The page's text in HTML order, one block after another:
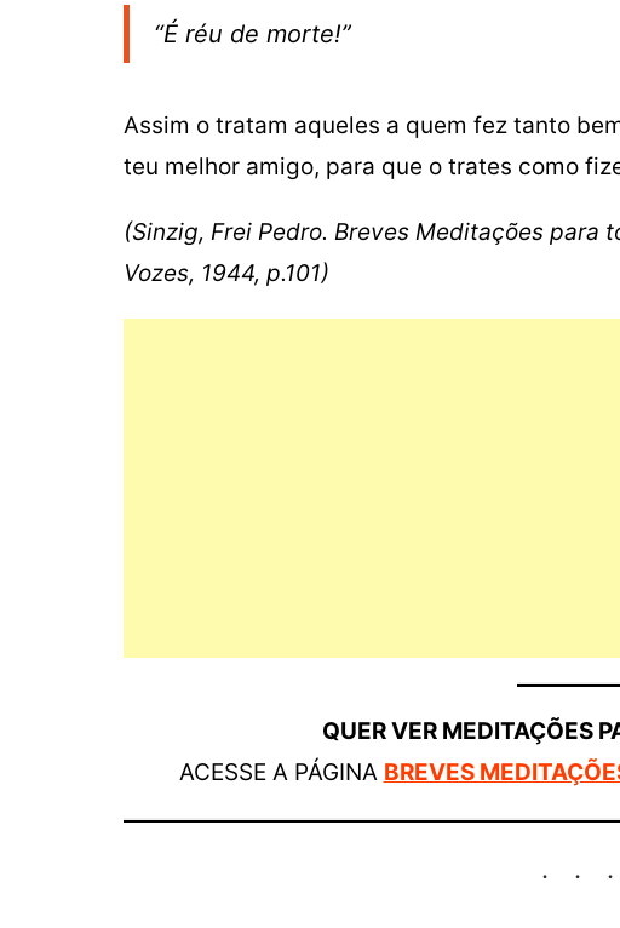
“É réu de morte!”
Assim o tratam aqueles a quem fez tanto
teu melhor amigo, para que o trates como
(Sinzig, Frei Pedro. Breves Meditações para
Vozes, 1944, p.101)
QUER VER MEDITAÇÕES
ACESSE A PÁGINA BREVES